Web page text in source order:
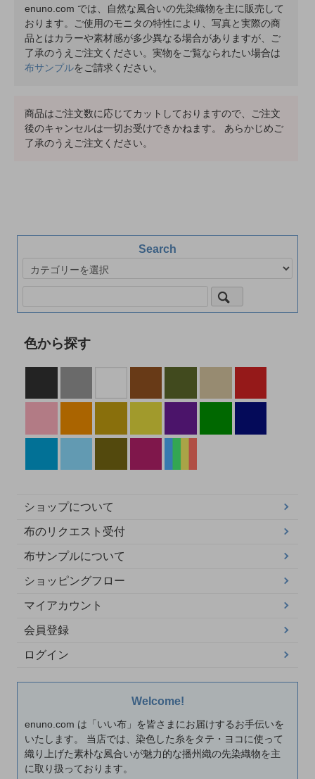
enuno.com では、自然な風合いの先染織物を主に販売して
おります。ご使用のモニタの特性により、写真と実際の商
品とはカラーや素材感が多少異なる場合がありますが、ご
了承のうえご注文ください。実物をご覧なられたい場合は
布サンプルをご請求ください。
商品はご注文数に応じてカットしておりますので、ご注文
後のキャンセルは一切お受けできかねます。 あらかじめご
了承のうえご注文ください。
Search
色から探す
ショップについて
布のリクエスト受付
布サンプルについて
ショッピングフロー
マイアカウント
会員登録
ログイン
Welcome!
enuno.com は「いい布」を皆さまにお届けするお手伝いを
いたします。 当店では、染色した糸をタテ・ヨコに使って
織り上げた素朴な風合いが魅力的な播州織の先染織物を主
に取り扱っております。